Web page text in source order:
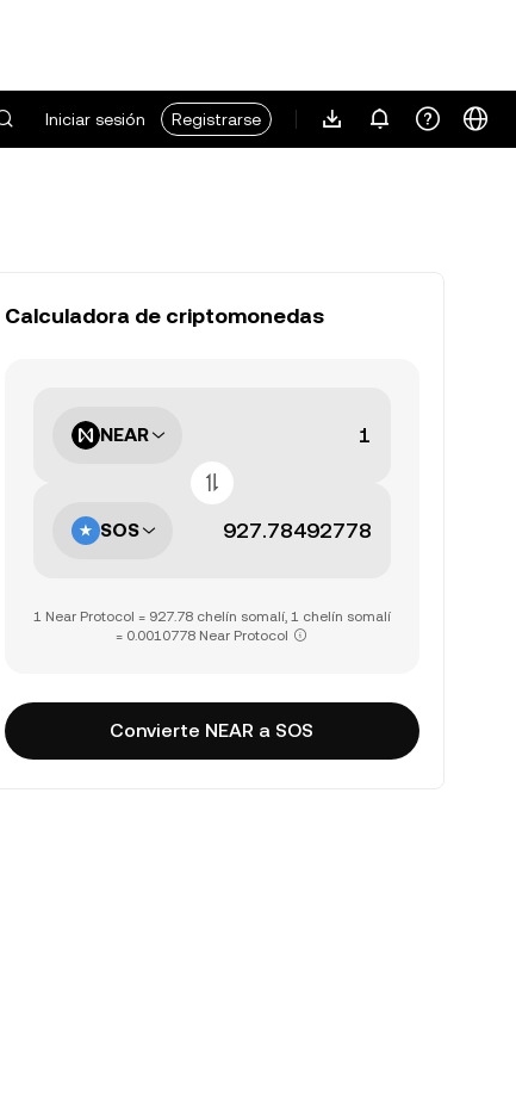
Iniciar sesión Registrarse
Calculadora de criptomonedas
NEAR
SOS
1 Near Protocol = 927.78 chelín somalí, 1 chelín somalí
= 0.0010778 Near Protocol
Convierte NEAR a SOS